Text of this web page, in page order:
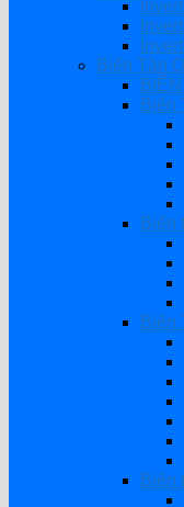
Biến Tần
Biến
Biến
Biến
Biến